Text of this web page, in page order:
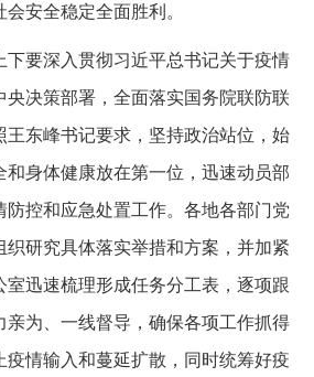
安全稳定全面胜利。
下要深入贯彻习近平总书记关于疫情
央决策部署，全面落实国务院联防联
王东峰书记要求，坚持政治站位，始
和身体健康放在第一位，迅速动员部
防控和应急处置工作。各地各部门党
织研究具体落实举措和方案，并加紧
室迅速梳理形成任务分工表，逐项跟
亲为、一线督导，确保各项工作抓得
疫情输入和蔓延扩散，同时统筹好疫